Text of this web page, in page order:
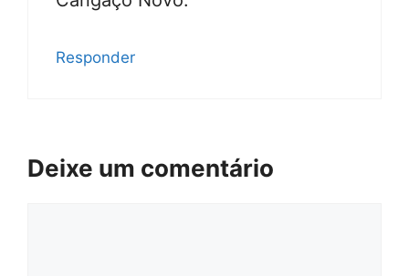
Responder
Deixe um comentário